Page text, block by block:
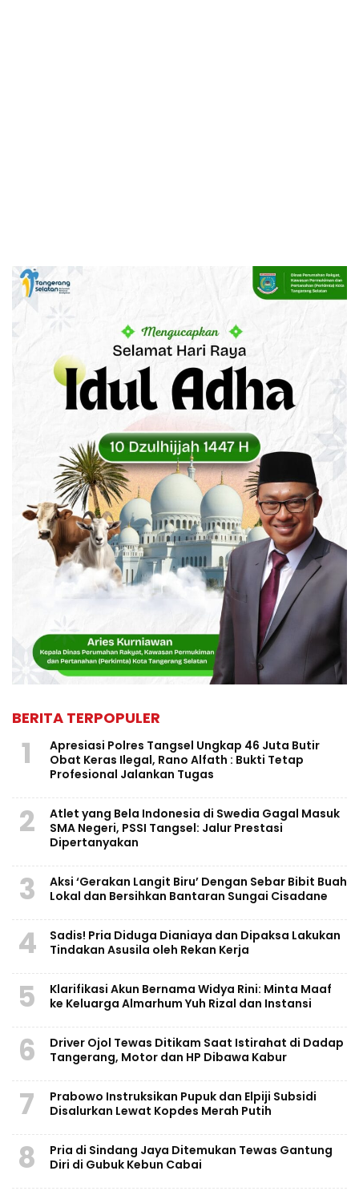
BERITA TERPOPULER
1
Apresiasi Polres Tangsel Ungkap 46 Juta Butir
Obat Keras Ilegal, Rano Alfath : Bukti Tetap
Profesional Jalankan Tugas
2
Atlet yang Bela Indonesia di Swedia Gagal Masuk
SMA Negeri, PSSI Tangsel: Jalur Prestasi
Dipertanyakan
3
Aksi ‘Gerakan Langit Biru’ Dengan Sebar Bibit Buah
Lokal dan Bersihkan Bantaran Sungai Cisadane
4
Sadis! Pria Diduga Dianiaya dan Dipaksa Lakukan
Tindakan Asusila oleh Rekan Kerja
5
Klarifikasi Akun Bernama Widya Rini: Minta Maaf
ke Keluarga Almarhum Yuh Rizal dan Instansi
6
Driver Ojol Tewas Ditikam Saat Istirahat di Dadap
Tangerang, Motor dan HP Dibawa Kabur
7
Prabowo Instruksikan Pupuk dan Elpiji Subsidi
Disalurkan Lewat Kopdes Merah Putih
8
Pria di Sindang Jaya Ditemukan Tewas Gantung
Diri di Gubuk Kebun Cabai